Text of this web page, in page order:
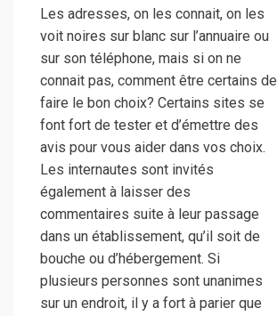
Les adresses, on les connait, on les
voit noires sur blanc sur l’annuaire ou
sur son téléphone, mais si on ne
connait pas, comment être certains de
faire le bon choix? Certains sites se
font fort de tester et d’émettre des
avis pour vous aider dans vos choix.
Les internautes sont invités
également à laisser des
commentaires suite à leur passage
dans un établissement, qu’il soit de
bouche ou d’hébergement. Si
plusieurs personnes sont unanimes
sur un endroit, il y a fort à parier que